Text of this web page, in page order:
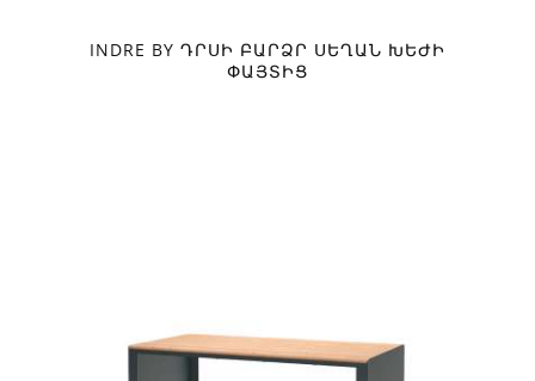
INDRE BY ԴՐՍԻ ԲԱՐՁՐ ՍԵՂԱՆ ԽԵԺԻ
ՓԱՅՏԻՑ